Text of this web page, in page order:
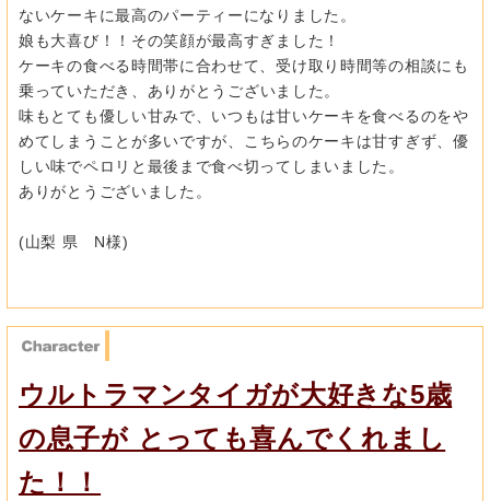
ないケーキに最高のパーティーになりました。
娘も大喜び！！その笑顔が最高すぎました！
ケーキの食べる時間帯に合わせて、受け取り時間等の相談にも
乗っていただき、 ありがとうございました。
味もとても優しい甘みで、 いつもは甘いケーキを食べるのをや
めてしまうことが多いですが、
こちらのケーキは甘すぎず、 優
しい味でペロリと最後まで食べ切ってしまいました。
ありがとうございました。
(山梨 県 N様)
ウルトラマンタイガが大好きな5歳
の息子が とっても喜んでくれまし
た！！